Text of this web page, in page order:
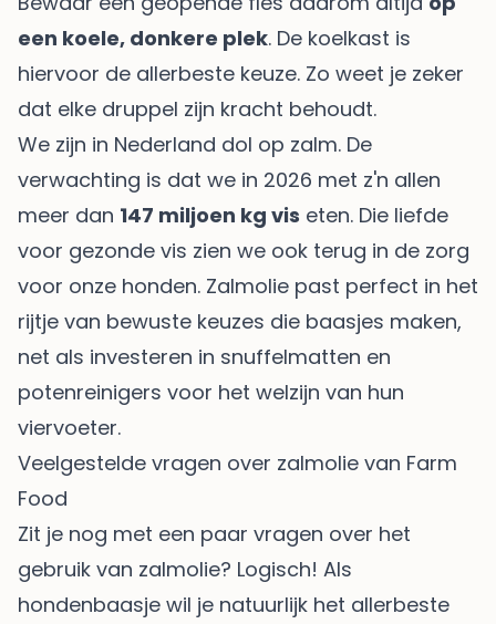
een koele, donkere plek. De koelkast is
hiervoor de allerbeste keuze. Zo weet je zeker
dat elke druppel zijn kracht behoudt.
We zijn in Nederland dol op zalm. De
verwachting is dat we in 2026 met z'n allen
meer dan 147 miljoen kg vis eten. Die liefde
voor gezonde vis zien we ook terug in de zorg
voor onze honden. Zalmolie past perfect in het
rijtje van bewuste keuzes die baasjes maken,
net als investeren in snuffelmatten en
potenreinigers voor het welzijn van hun
viervoeter.
Veelgestelde vragen over zalmolie van Farm
Food
Zit je nog met een paar vragen over het
gebruik van zalmolie? Logisch! Als
hondenbaasje wil je natuurlijk het allerbeste